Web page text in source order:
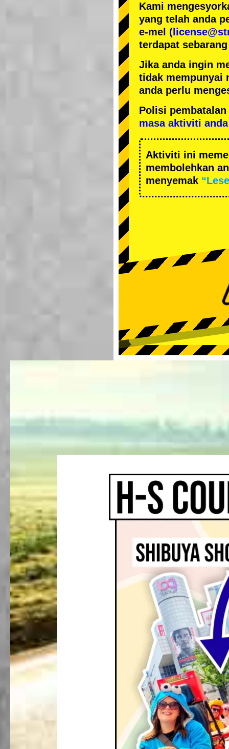
Kami
yang telah anda
e-mel (
terdapat
Jika anda ingin
tidak mempunyai
anda perlu
Polisi pembatalan
masa aktiviti anda
Aktiviti ini
membolehkan
menyemak